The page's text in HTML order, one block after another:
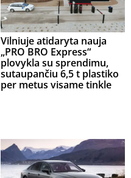
Vilniuje atidaryta nauja
„PRO BRO Express“
plovykla su sprendimu,
sutaupančiu 6,5 t plastiko
per metus visame tinkle